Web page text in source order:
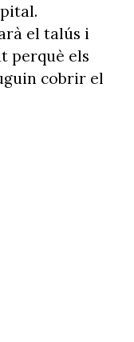
el talús i
perquè els
cobrir el